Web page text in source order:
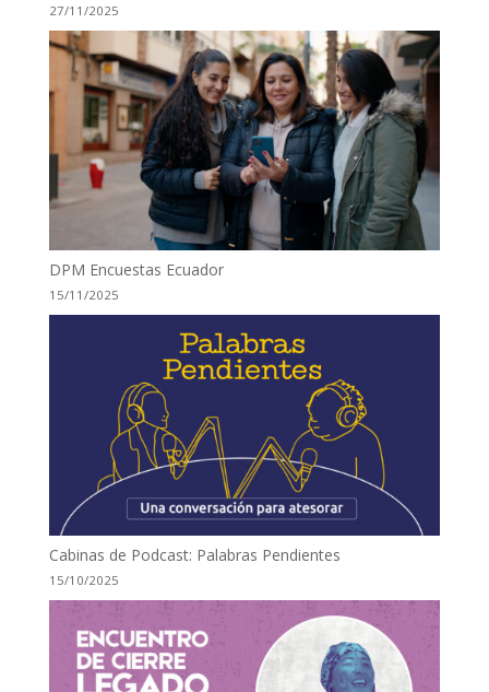
27/11/2025
DPM Encuestas Ecuador
15/11/2025
Cabinas de Podcast: Palabras Pendientes
15/10/2025